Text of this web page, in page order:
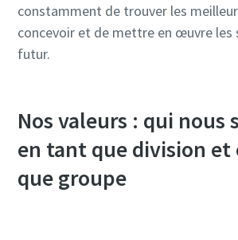
constamment de trouver les
concevoir et de mettre en œuvre les
futur.
Nos valeurs : qui nous
en tant que division
que groupe